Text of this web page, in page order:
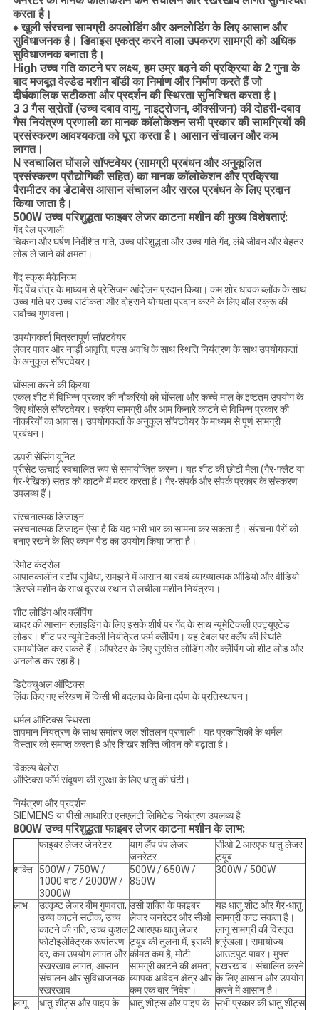
करता है।
♦ खुली संरचना सामग्री अपलोडिंग और अनलोडिंग के लिए आसान और
सुविधाजनक है। डिवाइस एकत्र करने वाला उपकरण सामग्री को अधिक
सुविधाजनक बनाता है।
High उच्च गति काटने पर लक्ष्य, हम उम्र बढ़ने की प्रक्रिया के 2 गुना के
बाद मजबूत वेल्डेड मशीन बॉडी का निर्माण और निर्माण करते हैं जो
दीर्घकालिक सटीकता और प्रदर्शन की स्थिरता सुनिश्चित करता है।
3 3 गैस स्रोतों (उच्च दबाव वायु, नाइट्रोजन, ऑक्सीजन) की दोहरी-दबाव
गैस नियंत्रण प्रणाली का मानक कॉलोकेशन सभी प्रकार की सामग्रियों की
प्रसंस्करण आवश्यकता को पूरा करता है। आसान संचालन और कम
लागत।
N स्वचालित घोंसले सॉफ्टवेयर (सामग्री प्रबंधन और अनुकूलित
प्रसंस्करण प्रौद्योगिकी सहित) का मानक कॉलोकेशन और प्रक्रिया
पैरामीटर का डेटाबेस आसान संचालन और सरल प्रबंधन के लिए प्रदान
किया जाता है।
500W उच्च परिशुद्धता फाइबर लेजर काटना मशीन की मुख्य विशेषताएं:
गेंद रेल प्रणाली
चिकना और घर्षण निर्देशित गति, उच्च परिशुद्धता और उच्च गति गेंद, लंबे जीवन और बेहतर
लोड ले जाने की क्षमता।
गेंद स्क्रू मैकेनिज्म
गेंद पेंच तंत्र के माध्यम से प्रेसिजन आंदोलन प्रदान किया। कम शोर धावक ब्लॉक के साथ
उच्च गति पर उच्च सटीकता और दोहराने योग्यता प्रदान करने के लिए बॉल स्क्रू की
सर्वोच्च गुणवत्ता।
उपयोगकर्ता मित्रतापूर्ण सॉफ़्टवेयर
लेजर पावर और नाड़ी आवृत्ति, पल्स अवधि के साथ स्थिति नियंत्रण के साथ उपयोगकर्ता
के अनुकूल सॉफ्टवेयर।
घोंसला करने की क्रिया
एकल शीट में विभिन्न प्रकार की नौकरियों को घोंसला और कच्चे माल के इष्टतम उपयोग के
लिए घोंसले सॉफ्टवेयर। स्क्रैप सामग्री और आम किनारे काटने से विभिन्न प्रकार की
नौकरियों का आवास। उपयोगकर्ता के अनुकूल सॉफ्टवेयर के माध्यम से पूर्ण सामग्री
प्रबंधन।
ऊपरी सेंसिंग यूनिट
प्रीसेट ऊंचाई स्वचालित रूप से समायोजित करना। यह शीट की छोटी मैला (गैर-फ्लैट या
गैर-रैखिक) सतह को काटने में मदद करता है। गैर-संपर्क और संपर्क प्रकार के संस्करण
उपलब्ध हैं।
संरचनात्मक डिजाइन
संरचनात्मक डिजाइन ऐसा है कि यह भारी भार का सामना कर सकता है। संरचना पैरों को
बनाए रखने के लिए कंपन पैड का उपयोग किया जाता है।
रिमोट कंट्रोल
आपातकालीन स्टॉप सुविधा, समझने में आसान या स्वयं व्याख्यात्मक ऑडियो और वीडियो
डिस्प्ले मशीन के साथ दूरस्थ स्थान से लचीला मशीन नियंत्रण।
शीट लोडिंग और क्लैंपिंग
चादर की आसान स्लाइडिंग के लिए इसके शीर्ष पर गेंद के साथ न्यूमेटिकली एक्ट्यूएटेड
लोडर। शीट पर न्यूमेटिकली नियंत्रित फर्म क्लैंपिंग। यह टेबल पर क्लैंप की स्थिति
समायोजित कर सकते हैं। ऑपरेटर के लिए सुरक्षित लोडिंग और क्लैंपिंग जो शीट लोड और
अनलोड कर रहा है।
डिटेक्चुअल ऑप्टिक्स
लिंक किए गए संरेखण में किसी भी बदलाव के बिना दर्पण के प्रतिस्थापन।
थर्मल ऑप्टिक्स स्थिरता
तापमान नियंत्रण के साथ समांतर जल शीतलन प्रणाली। यह प्रकाशिकी के थर्मल
विस्तार को समाप्त करता है और शिखर शक्ति जीवन को बढ़ाता है।
विकल्प बेलोस
ऑप्टिक्स फॉर्म संदूषण की सुरक्षा के लिए धातु की घंटी।
नियंत्रण और प्रदर्शन
SIEMENS या पीसी आधारित एसएलटी लिमिटेड नियंत्रण उपलब्ध है
800W उच्च परिशुद्धता फाइबर लेजर काटना मशीन के लाभ:
फाइबर लेजर जेनरेटर
याग लैंप पंप लेजर
जनरेटर
सीओ 2 आरएफ धातु लेजर
ट्यूब
शक्ति
500W / 750W /
1000 वाट / 2000W /
3000W
500W / 650W /
850W
300W / 500W
लाभ
उत्कृष्ट लेजर बीम गुणवत्ता,
उच्च काटने सटीक, उच्च
काटने की गति, उच्च कुशल
फोटोइलेक्ट्रिक रूपांतरण
दर, कम उपयोग लागत और
रखरखाव लागत, आसान
संचालन और सुविधाजनक
रखरखाव
उसी शक्ति के फाइबर
लेजर जनरेटर और सीओ
2 आरएफ धातु लेजर
ट्यूब की तुलना में, इसकी
कीमत कम है, मोटी
सामग्री काटने की क्षमता,
व्यापक आवेदन क्षेत्र और
कम एक बार निवेश।
यह धातु शीट और गैर-धातु
सामग्री काट सकता है।
लागू सामग्री की विस्तृत
श्रृंखला। समायोज्य
आउटपुट पावर। मुफ्त
रखरखाव। संचालित करने
के लिए आसान और उपयोग
करने में आसान है।
लागू
धातु शीट्स और पाइप के
धातु शीट्स और पाइप के सभी प्रकार की धातु शीट्स